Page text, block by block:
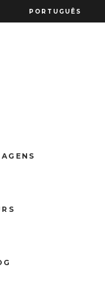
PORTUGUÊS